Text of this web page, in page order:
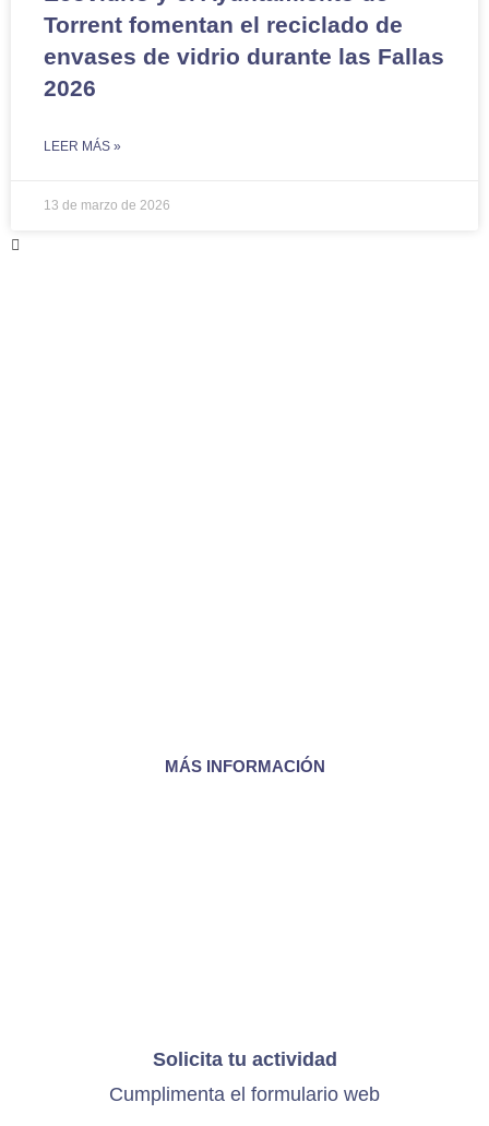
Torrent fomentan el reciclado de
envases de vidrio durante las Fallas
2026
LEER MÁS »
13 de marzo de 2026
MÁS INFORMACIÓN
Solicita tu actividad
Cumplimenta el formulario web